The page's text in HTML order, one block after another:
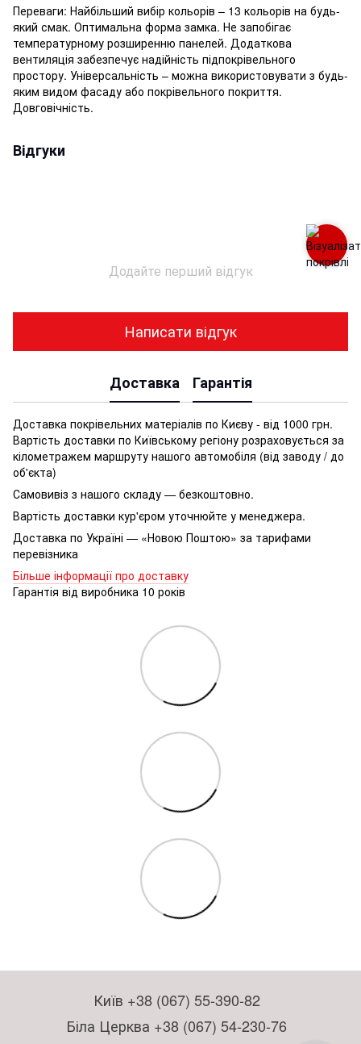
Переваги: Найбільший вибір кольорів – 13 кольорів на будь-
який смак. Оптимальна форма замка. Не запобігає
температурному розширенню панелей. Додаткова
вентиляція забезпечує надійність підпокрівельного
простору. Універсальність – можна використовувати з будь-
яким видом фасаду або покрівельного покриття.
Довговічність.
Відгуки
Додайте перший відгук
Написати відгук
Доставка Гарантія
Доставка покрівельних матеріалів по Києву - від 1000 грн.
Вартість доставки по Київському регіону розраховується за
кілометражем маршруту нашого автомобіля (від заводу / до
об'єкта)
Самовивіз з нашого складу — безкоштовно.
Вартість доставки кур'єром уточнюйте у менеджера.
Доставка по Україні — «Новою Поштою» за тарифами
перевізника
Більше інформації про доставку
Гарантія від виробника 10 років
Київ +38 (067) 55-390-82
Біла Церква +38 (067) 54-230-76